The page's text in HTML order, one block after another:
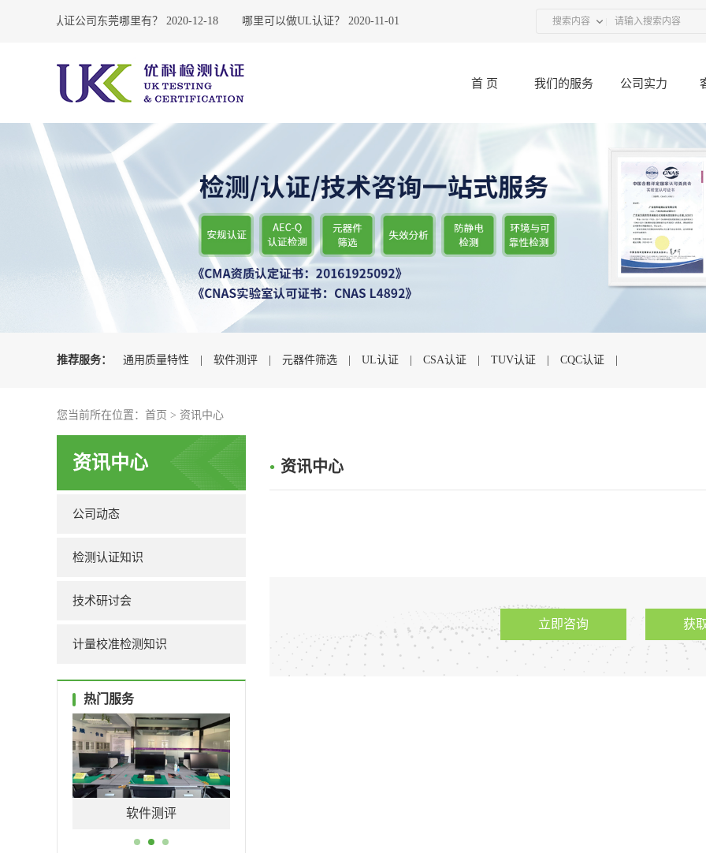
2020-12-18
UL认证公司东莞哪里有？ 2020-11-01
哪里可以做UL认证？ 热烈祝贺广东优科联合UL举办的“接插件产品技术研讨会”圆
搜索内容
首 页 我们的服务 公司实力
推荐服务： 通用质量特性 软件测评 元器件筛选 UL认证 CSA认证 TUV认证 CQC认证
您当前所在位置： 首页 > 资讯中心
资讯中心
公司动态
检测认证知识
技术研讨会
计量校准检测知识
热门服务
软件测评
• 资讯中心
立即咨询 获